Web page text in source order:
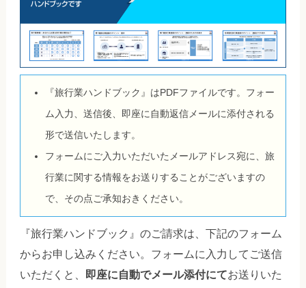
『旅行業ハンドブック』はPDFファイルです。フォー
ム入力、送信後、即座に自動返信メールに添付される
形で送信いたします。
フォームにご入力いただいたメールアドレス宛に、旅
行業に関する情報をお送りすることがございますの
で、その点ご承知おきください。
『旅行業ハンドブック』のご請求は、下記のフォーム
からお申し込みください。フォームに入力してご送信
いただくと、
即座に自動でメール添付にてお送りいた